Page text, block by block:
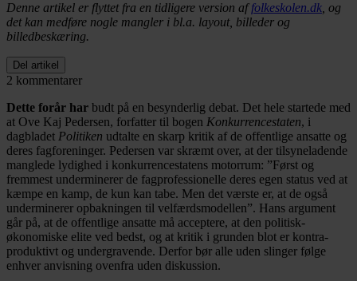
Denne artikel er flyttet fra en tidligere version affolkeskolen.dk, og
det kan medføre nogle mangler i bl.a. layout, billeder og
billedbeskæring.
Del artikel
2 kommentarer
Dette forår har budt på en besynderlig debat. Det hele startede med
at Ove Kaj Pedersen, forfatter til bogen Konkurrencestaten, i
dagbladet Politiken udtalte en skarp kritik af de offentlige ansatte og
deres fagforeninger. Pedersen var skræmt over, at der tilsyneladende
manglede lydighed i konkurrencestatens motorrum: ”Først og
fremmest underminerer de fagprofessionelle deres egen status ved at
kæmpe en kamp, de kun kan tabe. Men det værste er, at de også
underminerer opbakningen til velfærdsmodellen”. Hans argument
går på, at de offentlige ansatte må acceptere, at den politisk-
økonomiske elite ved bedst, og at kritik i grunden blot er kontra-
produktivt og undergravende. Derfor bør alle uden slinger følge
enhver anvisning ovenfra uden diskussion.